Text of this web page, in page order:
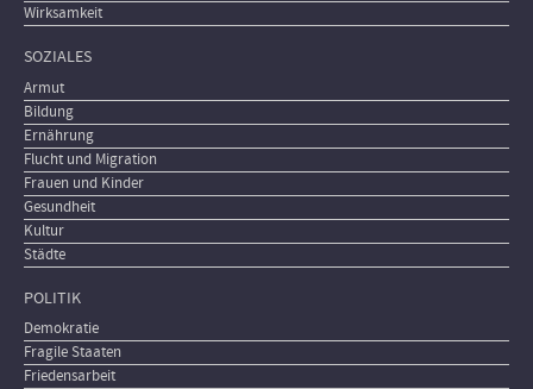
Wirksamkeit
SOZIALES
Armut
Bildung
Ernährung
Flucht und Migration
Frauen und Kinder
Gesundheit
Kultur
Städte
POLITIK
Demokratie
Fragile Staaten
Friedensarbeit